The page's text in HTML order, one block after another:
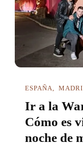
ESPAÑA
Ir a la
Cómo es
noche de